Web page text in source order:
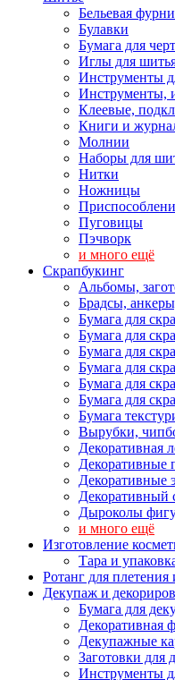
Бельевая
Булавки
Бумага для
Иглы для
Инструменты
Инструменты,
Клеевые,
Книги и
Молнии
Наборы для
Нитки
Ножницы
Пуговицы
Пэчворк
и много ещё
Скрапбукинг
Альбомы,
Брадсы,
Бумага для
Бумага для
Бумага для
Бумага для
Бумага для
Бумага для
Бумага
Вырубки,
Декоративная
Декоративные
Декоративные
Декоративный
Дыроколы
и много ещё
Изготовление
Тара и
Ротанг для плетения
Декупаж и
Бумага для
Декоративная
Декупажные
Заготовки для
Инструменты